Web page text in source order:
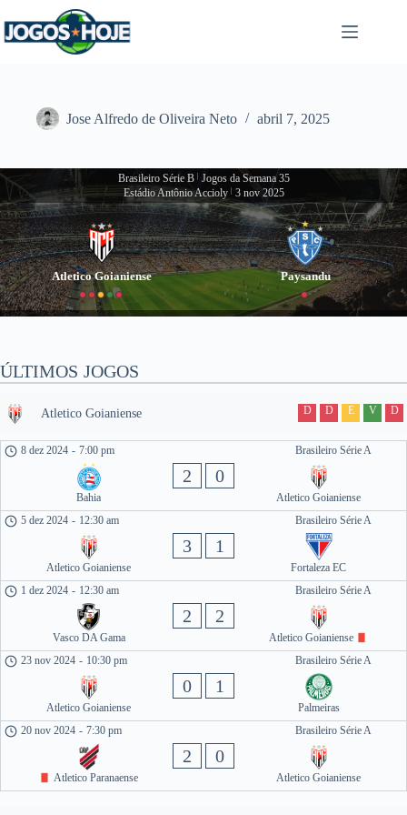
para
o
Jose Alfredo de Oliveira Neto abril 7, 2025
Brasileiro Série B
Jogos da Semana 35
Estádio Antônio Accioly
3 nov 2025
Atletico Goianiense Paysandu
ÚLTIMOS JOGOS
Atletico Goianiense D D E V D
Brasileiro Série A
8 dez 2024 - 7:00 pm
Bahia
2 0
Atletico Goianiense
Brasileiro Série A
5 dez 2024 - 12:30 am
Atletico Goianiense
3 1
Fortaleza EC
Brasileiro Série A
1 dez 2024 - 12:30 am
Vasco DA Gama
2 2
Atletico Goianiense
Brasileiro Série A
23 nov 2024 - 10:30 pm
Atletico Goianiense
0 1
Palmeiras
Brasileiro Série A
20 nov 2024 - 7:30 pm
Atletico Paranaense
2 0
Atletico Goianiense